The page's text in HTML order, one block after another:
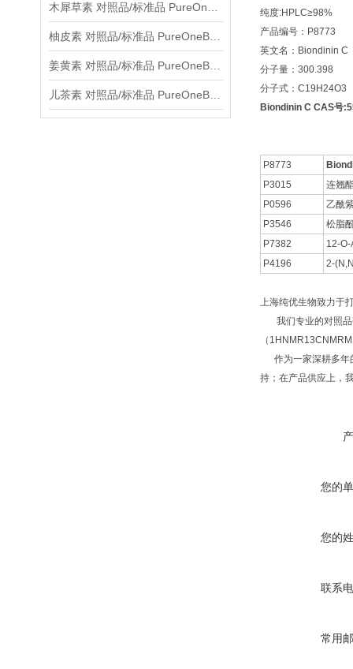
纯度:HPLC≥98%
产品编号：P8773
英文名：Biondinin C
分子量：300.398
分子式：C19H24O3
Biondinin C CAS号
P8773
P3015
连翘
P0596
乙酰
P3546
松脂
P7382
12-
P4196
2-
上海纯优生物致力于
我们专业的对照品
（
作为一家深耕多年
持；在产品供应上，
您的
您的
联系
常用